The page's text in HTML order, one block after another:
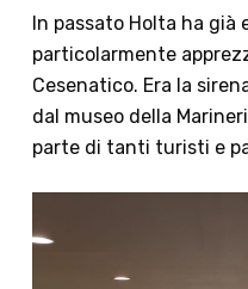
In passato Holta ha già
particolarmente
Cesenatico. Era la
dal museo della
parte di tanti turisti e